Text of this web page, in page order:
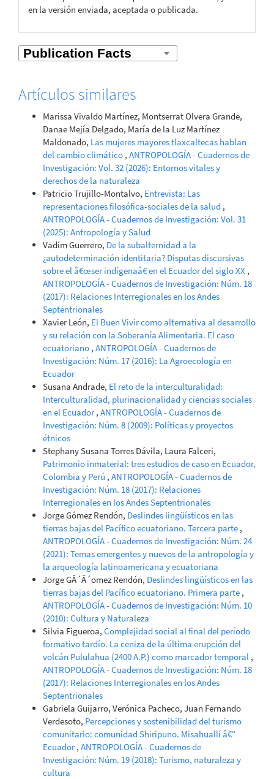
en la versión enviada, aceptada o publicada.
Artículos similares
Marissa Vivaldo Martínez, Montserrat Olvera Grande,
Danae Mejía Delgado, María de la Luz Martínez
Maldonado, Las mujeres mayores tlaxcaltecas hablan
del cambio climático , ANTROPOLOGÍA - Cuadernos de
Investigación: Vol. 32 (2026): Entornos vitales y
derechos de la naturaleza
Patricio Trujillo-Montalvo, Entrevista: Las
representaciones filosófica-sociales de la salud ,
ANTROPOLOGÍA - Cuadernos de Investigación: Vol. 31
(2025): Antropología y Salud
Vadim Guerrero, De la subalternidad a la
¿autodeterminación identitaria? Disputas discursivas
sobre el â€œser indígenaâ€ en el Ecuador del siglo XX ,
ANTROPOLOGÍA - Cuadernos de Investigación: Núm. 18
(2017): Relaciones Interregionales en los Andes
Septentrionales
Xavier León, El Buen Vivir como alternativa al desarrollo
y su relación con la Soberanía Alimentaria. El caso
ecuatoriano , ANTROPOLOGÍA - Cuadernos de
Investigación: Núm. 17 (2016): La Agroecología en
Ecuador
Susana Andrade, El reto de la interculturalidad:
Interculturalidad, plurinacionalidad y ciencias sociales
en el Ecuador, ANTROPOLOGÍA - Cuadernos de
Investigación: Núm. 8 (2009): Políticas y proyectos
étnicos
Stephany Susana Torres Dávila, Laura Falceri,
Patrimonio inmaterial: tres estudios de caso en Ecuador,
Colombia y Perú , ANTROPOLOGÍA - Cuadernos de
Investigación: Núm. 18 (2017): Relaciones
Interregionales en los Andes Septentrionales
Jorge Gómez Rendón, Deslindes lingüísticos en las
tierras bajas del Pacífico ecuatoriano. Tercera parte ,
ANTROPOLOGÍA - Cuadernos de Investigación: Núm. 24
(2021): Temas emergentes y nuevos de la antropología y
la arqueología latinoamericana y ecuatoriana
Jorge GÂ´Â´omez Rendón, Deslindes lingüísticos en las
tierras bajas del Pacífico ecuatoriano. Primera parte ,
ANTROPOLOGÍA - Cuadernos de Investigación: Núm. 10
(2010): Cultura y Naturaleza
Silvia Figueroa, Complejidad social al final del período
formativo tardío. La ceniza de la última erupción del
volcán Pululahua (2400 A.P.) como marcador temporal ,
ANTROPOLOGÍA - Cuadernos de Investigación: Núm. 18
(2017): Relaciones Interregionales en los Andes
Septentrionales
Gabriela Guijarro, Verónica Pacheco, Juan Fernando
Verdesoto, Percepciones y sostenibilidad del turismo
comunitario: comunidad Shiripuno. Misahuallí â€“
Ecuador, ANTROPOLOGÍA - Cuadernos de
Investigación: Núm. 19 (2018): Turismo, naturaleza y
cultura